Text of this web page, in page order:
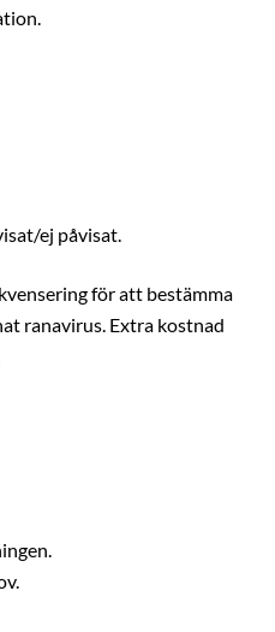
ej påvisat.
för att bestämma
ranavirus. Extra kostnad